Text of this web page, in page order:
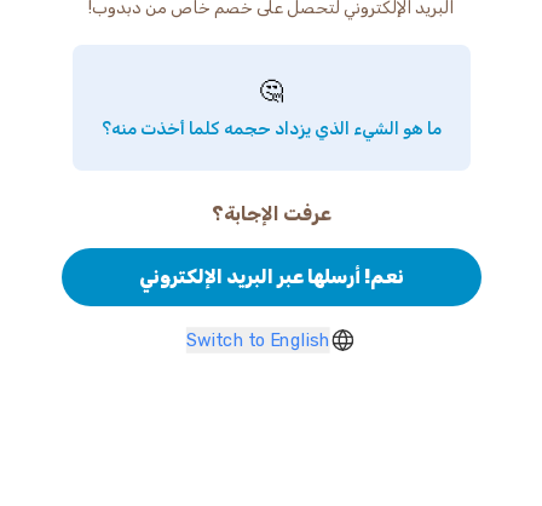
البريد الإلكتروني لتحصل على خصم خاص من دبدوب!
🤔
ما هو الشيء الذي يزداد حجمه كلما أخذت منه؟
عرفت الإجابة؟
نعم! أرسلها عبر البريد الإلكتروني
Switch to English